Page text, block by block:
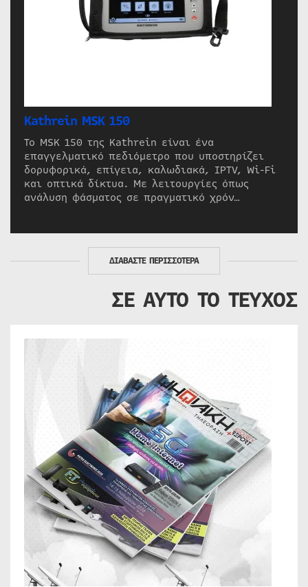
Kathrein MSK 150
Το MSK 150 της Kathrein είναι ένα
επαγγελματικό πεδιόμετρο που υποστηρίζει
δορυφορικά, επίγεια, καλωδιακά, IPTV, Wi-Fi
και οπτικά δίκτυα. Με λειτουργίες όπως
ανάλυση φάσματος σε πραγματικό χρόν…
ΔΙΑΒΑΣΤΕ ΠΕΡΙΣΣΟΤΕΡΑ
ΣΕ ΑΥΤΟ ΤΟ ΤΕΥΧΟΣ